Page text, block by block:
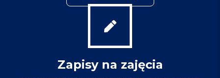
Zapisy na zajęcia